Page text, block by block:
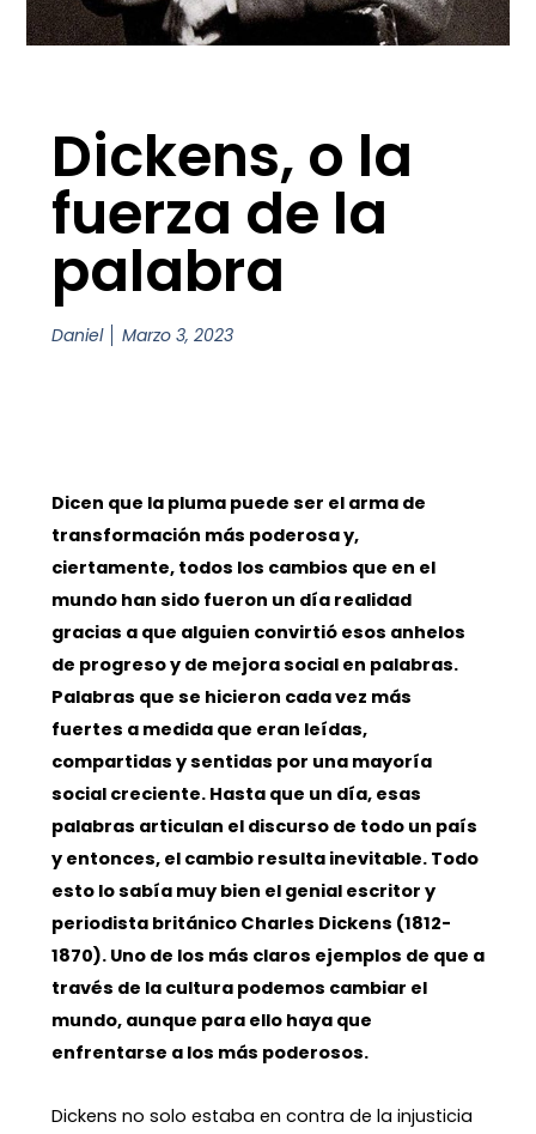
Dickens, o la
fuerza de la
palabra
Daniel Marzo 3, 2023
Dicen que la pluma puede ser el arma de
transformación más poderosa y,
ciertamente, todos los cambios que en el
mundo han sido fueron un día realidad
gracias a que alguien convirtió esos anhelos
de progreso y de mejora social en palabras.
Palabras que se hicieron cada vez más
fuertes a medida que eran leídas,
compartidas y sentidas por una mayoría
social creciente. Hasta que un día, esas
palabras articulan el discurso de todo un país
y entonces, el cambio resulta inevitable. Todo
esto lo sabía muy bien el genial escritor y
periodista británico Charles Dickens (1812-
1870). Uno de los más claros ejemplos de que a
través de la cultura podemos cambiar el
mundo, aunque para ello haya que
enfrentarse a los más poderosos.
Dickens no solo estaba en contra de la injusticia